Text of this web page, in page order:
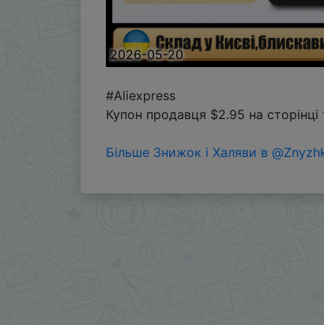
2026-05-20
#Aliexpress
Купон продавця $2.95 на
Більше Знижок і Халяви в